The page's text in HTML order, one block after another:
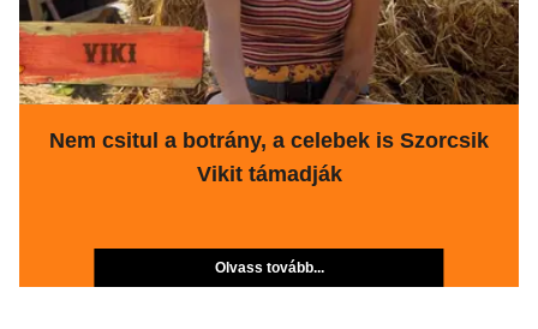
Nem csitul a botrány, a celebek is Szorcsik
Vikit támadják
Olvass tovább...